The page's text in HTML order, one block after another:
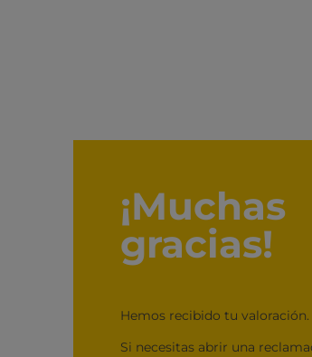
¡Muchas
gracias!
Hemos recibido tu valoración.
Si necesitas abrir una